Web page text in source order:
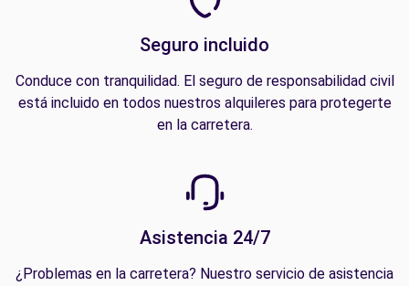
Seguro incluido
Conduce con tranquilidad. El seguro de responsabilidad civil
está incluido en todos nuestros alquileres para protegerte
en la carretera.
Asistencia 24/7
¿Problemas en la carretera? Nuestro servicio de asistencia